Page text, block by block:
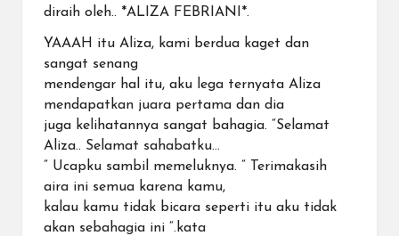
diraih oleh.. *ALIZA FEBRIANI*.
YAAAH itu Aliza, kami berdua kaget dan
sangat senang
mendengar hal itu, aku lega ternyata Aliza
mendapatkan juara pertama dan dia
juga kelihatannya sangat bahagia. “Selamat
Aliza.. Selamat sahabatku…
” Ucapku sambil memeluknya. ” Terimakasih
aira ini semua karena kamu,
kalau kamu tidak bicara seperti itu aku tidak
akan sebahagia ini “.kata